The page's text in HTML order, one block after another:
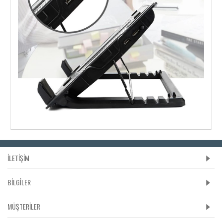
İLETİŞİM
BILGILER
MÜŞTERILER